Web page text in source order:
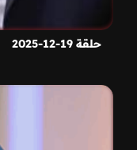
حلقة 19-12-2025